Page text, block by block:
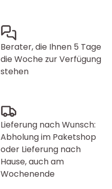
Berater, die Ihnen 5 Tage
die Woche zur Verfügung
stehen
Lieferung nach Wunsch:
Abholung im Paketshop
oder Lieferung nach
Hause, auch am
Wochenende